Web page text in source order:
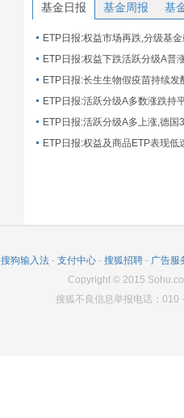
基金日报 基金周报 基
ETP日报:权益市场再跌,分级基
ETP日报:长生生物假疫苗持续发
ETP日报:活跃分级A多数涨跌持
ETP日报:活跃分级A多上涨,德国
搜狗输入法 - 支付中心 - 搜狐招聘 - 广告服
Copyright© 2015
搜狐不良信息举报电话：010